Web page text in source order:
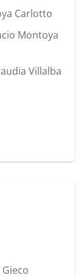
Carlotto
Montoya
Villalba